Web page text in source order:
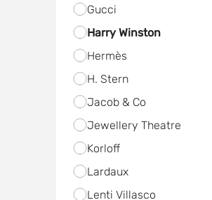
Gucci
Harry Winston
Hermès
H. Stern
Jacob & Co
Jewellery Theatre
Korloff
Lardaux
Lenti Villasco